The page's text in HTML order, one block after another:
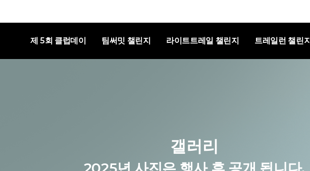
제 5회 클럽데이 팀써밋 챌린지 라이트트레일 챌린지 트레일런 챌린지
갤러리